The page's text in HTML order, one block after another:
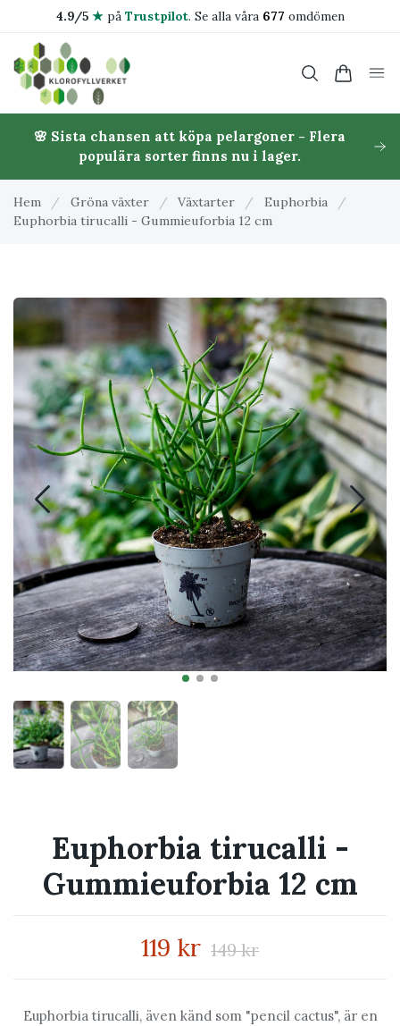
4.9/5 ★på Trustpilot. Se alla våra 677 omdömen
🌸 Sista chansen att köpa pelargoner - Flera
populära sorter finns nu i lager.
Hem / Gröna växter / Växtarter / Euphorbia
/
Euphorbia tirucalli - Gummieuforbia 12 cm
Euphorbia tirucalli -
Gummieuforbia 12 cm
119 kr 149 kr
Euphorbia tirucalli, även känd som "pencil cactus", är en